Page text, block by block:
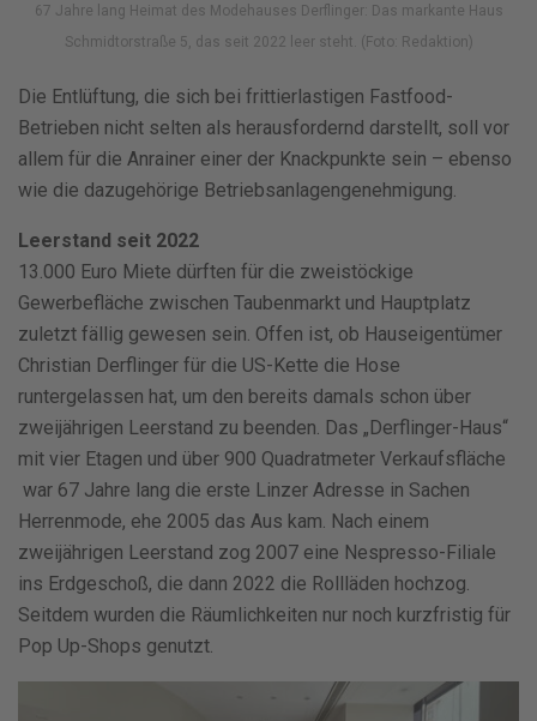
67 Jahre lang Heimat des Modehauses Derflinger: Das markante Haus
Schmidtorstraße 5, das seit 2022 leer steht. (Foto: Redaktion)
Die Entlüftung, die sich bei frittierlastigen Fastfood-
Betrieben nicht selten als herausfordernd darstellt, soll vor
allem für die Anrainer einer der Knackpunkte sein – ebenso
wie die dazugehörige Betriebsanlagengenehmigung.
Leerstand seit 2022
13.000 Euro Miete dürften für die zweistöckige
Gewerbefläche zwischen Taubenmarkt und Hauptplatz
zuletzt fällig gewesen sein. Offen ist, ob Hauseigentümer
Christian Derflinger für die US-Kette die Hose
runtergelassen hat, um den bereits damals schon über
zweijährigen Leerstand zu beenden. Das „Derflinger-Haus“
mit vier Etagen und über 900 Quadratmeter Verkaufsfläche
war 67 Jahre lang die erste Linzer Adresse in Sachen
Herrenmode, ehe 2005 das Aus kam. Nach einem
zweijährigen Leerstand zog 2007 eine Nespresso-Filiale
ins Erdgeschoß, die dann 2022 die Rollläden hochzog.
Seitdem wurden die Räumlichkeiten nur noch kurzfristig für
Pop Up-Shops genutzt.